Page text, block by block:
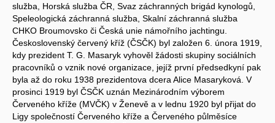
služba, Horská služba ČR, Svaz záchranných brigád kynologů,
Speleologická záchranná služba, Skalní záchranná služba
CHKO Broumovsko či Česká unie námořního jachtingu.
Československý červený kříž (ČSČK) byl založen 6. února 1919,
kdy prezident T. G. Masaryk vyhověl žádosti skupiny sociálních
pracovníků o vznik nové organizace, jejíž první předsedkyní pak
byla až do roku 1938 prezidentova dcera Alice Masaryková. V
prosinci 1919 byl ČSČK uznán Mezinárodním výborem
Červeného kříže (MVČK) v Ženevě a v lednu 1920 byl přijat do
Ligy společností Červeného kříže a Červeného půlměsíce